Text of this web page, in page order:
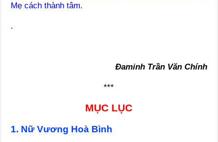
Mẹ cách thành tâm.
.
Đaminh Trần Văn Chính
***
MỤC LỤC
1. Nữ Vương Hoà Bình